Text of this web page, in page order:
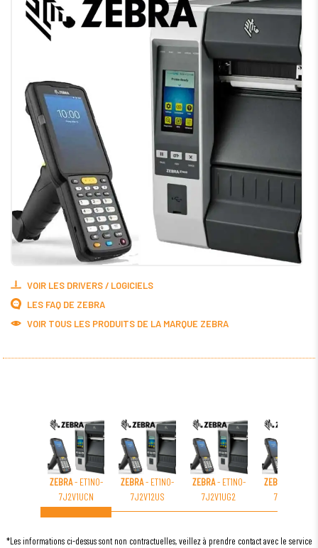
VOIR LES DRIVERS / LOGICIELS
LES FAQ DE ZEBRA
VOIR TOUS LES PRODUITS DE LA MARQUE ZEBRA
ZEBRA- ET1N0-
7J2V1UCN
ZEBRA- ET1N0-
7J2V12US
ZEBRA- ET1N0-
7J2V1UG2
ZEBRA
7J2V1U01
*Les informations ci-dessus sont non contractuelles, veillez à prendre contact avec le service